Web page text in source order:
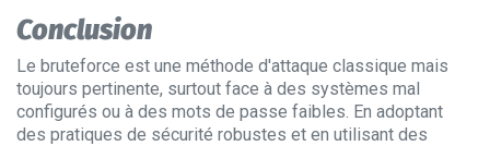
Conclusion
Le bruteforce est une méthode d'attaque classique mais
toujours pertinente, surtout face à des systèmes mal
configurés ou à des mots de passe faibles. En adoptant
des pratiques de sécurité robustes et en utilisant des